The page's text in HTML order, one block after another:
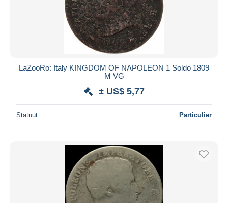
LaZooRo: Italy KINGDOM OF NAPOLEON 1 Soldo 1809
M VG
± US$ 5,77
Statuut Particulier